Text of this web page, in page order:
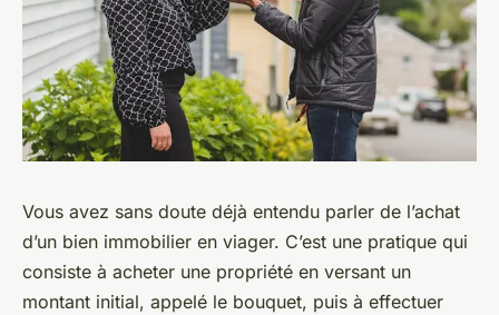
Vous avez sans doute déjà entendu parler de l’achat
d’un bien immobilier en viager. C’est une pratique qui
consiste à acheter une propriété en versant un
montant initial, appelé le bouquet, puis à effectuer